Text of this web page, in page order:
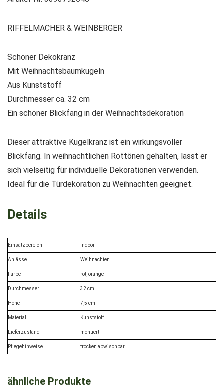
RIFFELMACHER & WEINBERGER
Schöner Dekokranz
Mit Weihnachtsbaumkugeln
Aus Kunststoff
Durchmesser ca. 32 cm
Ein schöner Blickfang in der Weihnachtsdekoration
Dieser attraktive Kugelkranz ist ein wirkungsvoller
Blickfang. In weihnachtlichen Rottönen gehalten, lässt er
sich vielseitig für individuelle Dekorationen verwenden.
Ideal für die Türdekoration zu Weihnachten geeignet.
Details
Einsatzbereich Indoor
Anlässe Weihnachten
Farbe rot, orange
Durchmesser 32 cm
Höhe 7,5 cm
Material Kunststoff
Lieferzustand montiert
Pflegehinweise trocken abwischbar
ähnliche Produkte